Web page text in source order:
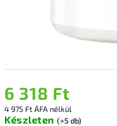
6 318 Ft
4 975 Ft ÁFA nélkül
Készleten (>5 db)